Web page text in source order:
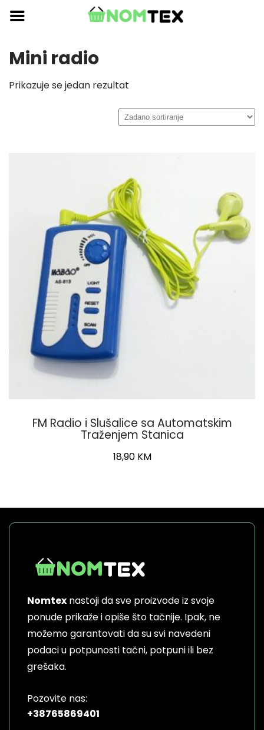
Skip
content
Mini radio
Prikazuje se jedan rezultat
FM Radio i Slušalice sa Automatskim
Traženjem Stanica
18,90 KM
Nomtex nastoji da sve proizvode iz svoje
ponude prikaže i opiše što tačnije. Ipak, ne
možemo garantovati da su svi navedeni
podaci u potpunosti tačni, potpuni ili bez
grešaka.
Pozovite nas:
+38765869401